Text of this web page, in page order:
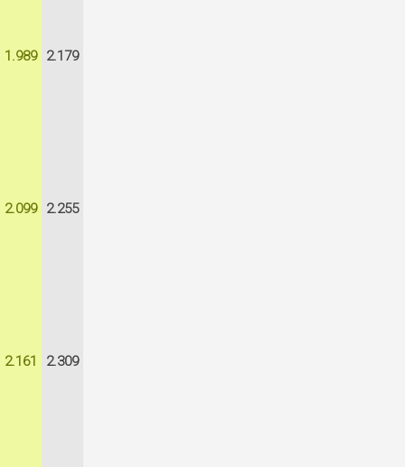
1.989 2.179
2.099 2.255
2.161 2.309